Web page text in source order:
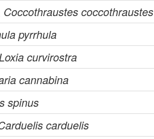
Coccothraustes coccothraustes
pyrrhula
curvirostra
cannabina
spinus
carduelis